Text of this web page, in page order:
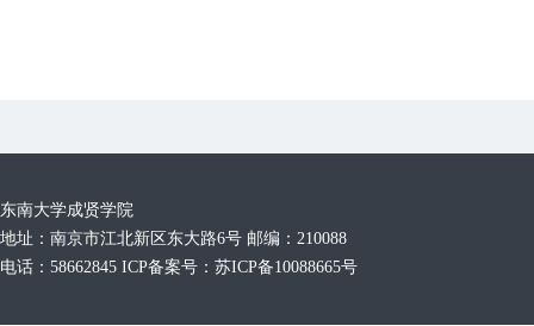
东南大学成贤学院
地址：南京市江北新区东大路6号 邮编：210088
电话：58662845 ICP备案号：苏ICP备10088665号